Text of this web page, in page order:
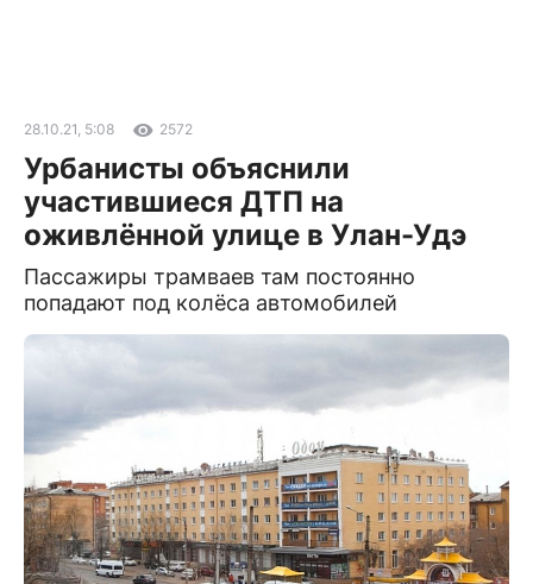
28.10.21, 5:08 2572
Урбанисты объяснили
участившиеся ДТП на
оживлённой улице в Улан-Удэ
Пассажиры трамваев там постоянно
попадают под колёса автомобилей